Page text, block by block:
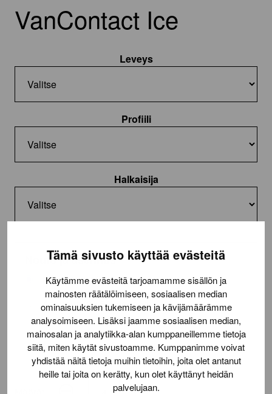
Tämä sivusto käyttää evästeitä
Käytämme evästeitä tarjoamamme sisällön ja
mainosten räätälöimiseen, sosiaalisen median
ominaisuuksien tukemiseen ja kävijämäärämme
analysoimiseen. Lisäksi jaamme sosiaalisen median,
mainosalan ja analytiikka-alan kumppaneillemme tietoja
siitä, miten käytät sivustoamme. Kumppanimme voivat
yhdistää näitä tietoja muihin tietoihin, joita olet antanut
heille tai joita on kerätty, kun olet käyttänyt heidän
palvelujaan.
VanContact Ice
Leveys
Profiili
Halkaisija
Nouto ja asennus
Nouto toimitilasta
Asennus (22,50€/rengas)
Lue lisäätoimituksesta